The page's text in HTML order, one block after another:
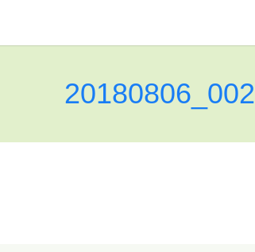
20180806_002